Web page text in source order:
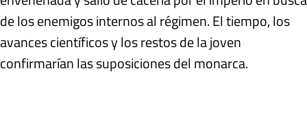
de los enemigos internos al régimen. El tiempo, los
avances científicos y los restos de la joven
confirmarían las suposiciones del monarca.